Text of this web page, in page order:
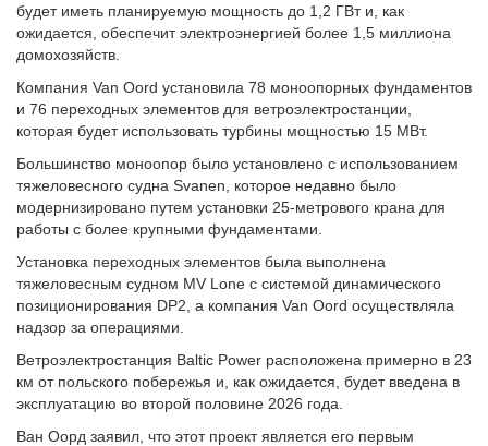
будет иметь планируемую мощность до 1,2 ГВт и, как
ожидается, обеспечит электроэнергией более 1,5 миллиона
домохозяйств.
Компания Van Oord установила 78 моноопорных фундаментов
и 76 переходных элементов для ветроэлектростанции,
которая будет использовать турбины мощностью 15 МВт.
Большинство моноопор было установлено с использованием
тяжеловесного судна Svanen, которое недавно было
модернизировано путем установки 25-метрового крана для
работы с более крупными фундаментами.
Установка переходных элементов была выполнена
тяжеловесным судном MV Lone с системой динамического
позиционирования DP2, а компания Van Oord осуществляла
надзор за операциями.
Ветроэлектростанция Baltic Power расположена примерно в 23
км от польского побережья и, как ожидается, будет введена в
эксплуатацию во второй половине 2026 года.
Ван Оорд заявил, что этот проект является его первым